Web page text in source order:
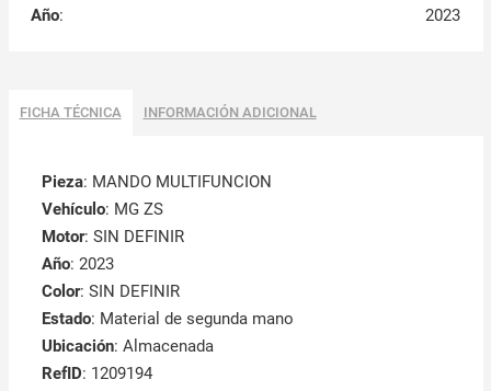
Año: 2023
FICHA TÉCNICA INFORMACIÓN ADICIONAL
Pieza: MANDO MULTIFUNCION
Vehículo: MG ZS
Motor: SIN DEFINIR
Año: 2023
Color: SIN DEFINIR
Estado: Material de segunda mano
Ubicación: Almacenada
RefID: 1209194